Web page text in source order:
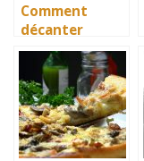
Comment
décanter
facilement le
vin?